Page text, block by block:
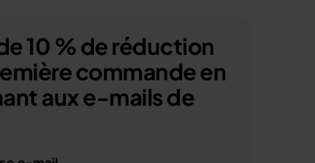
10 % de réduction
commande en
aux e-mails de